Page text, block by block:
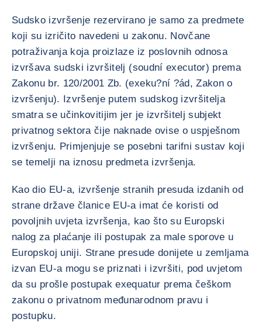
Sudsko izvršenje rezervirano je samo za predmete
koji su izričito navedeni u zakonu. Novčane
potraživanja koja proizlaze iz poslovnih odnosa
izvršava sudski izvršitelj (soudní executor) prema
Zakonu br. 120/2001 Zb. (exeku?ní ?ád, Zakon o
izvršenju). Izvršenje putem sudskog izvršitelja
smatra se učinkovitijim jer je izvršitelj subjekt
privatnog sektora čije naknade ovise o uspješnom
izvršenju. Primjenjuje se posebni tarifni sustav koji
se temelji na iznosu predmeta izvršenja.
Kao dio EU-a, izvršenje stranih presuda izdanih od
strane države članice EU-a imat će koristi od
povoljnih uvjeta izvršenja, kao što su Europski
nalog za plaćanje ili postupak za male sporove u
Europskoj uniji. Strane presude donijete u zemljama
izvan EU-a mogu se priznati i izvršiti, pod uvjetom
da su prošle postupak exequatur prema češkom
zakonu o privatnom međunarodnom pravu i
postupku.